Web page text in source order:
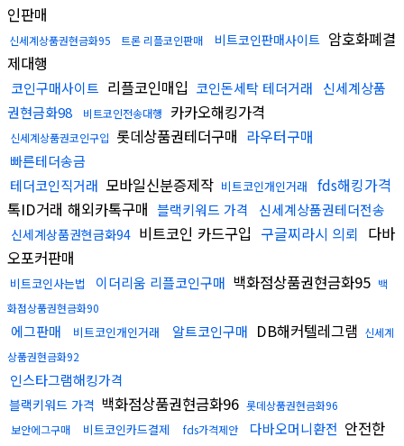
인판매
신세계상품권현금화95 트론 리플코인판매 비트코인판매사이트 암호화폐결
제대행
코인구매사이트 리플코인매입 코인돈세탁 테더거래
신세계상품
권현금화98
비트코인전송대행 카카오해킹가격
신세계상품권코인구입 롯데상품권테더구매 라우터구매
빠른테더송금
테더코인직거래 모바일신분증제작 비트코인개인거래
fds해킹가격
톡ID거래 해외카톡구매 블랙키워드 가격 신세계상품권테더전송
신세계상품권현금화94 비트코인 카드구입 구글찌라시 의뢰 다바
오포커판매
비트코인사는법 이더리움 리플코인구매 백화점상품권현금화95 백
화점상품권현금화90
에그판매 비트코인개인거래 알트코인구매 DB해커텔레그램 신세계
상품권현금화92
인스타그램해킹가격
블랙키워드 가격 백화점상품권현금화96 롯데상품권현금화96
보안에그구매
비트코인카드결제 fds가격제안 다바오머니환전 안전한